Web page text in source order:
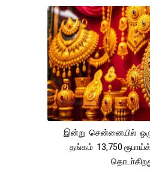
இன்று சென்னையில்
தங்கம் 13,750